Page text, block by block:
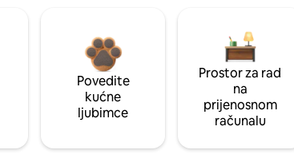
Povedite
kućne
ljubimce
Prostor za rad
na
prijenosnom
računalu